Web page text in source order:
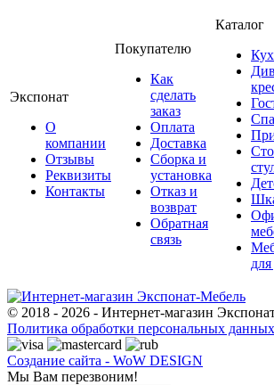
Экспонат
О
компании
Отзывы
Реквизиты
Контакты
Покупателю
Как
сделать
заказ
Оплата
Доставка
Сборка и
установка
Отказ и
возврат
Обратная
связь
Каталог
© 2018 - 2026 - Интернет-магазин
Политика обработки персональных данных
Создание сайта - WoW DESIGN
Мы Вам перезвоним!